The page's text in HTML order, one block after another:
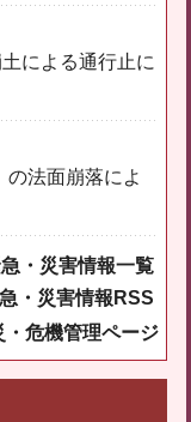
による通行止に
の法面崩落によ
・災害情報一覧
・災害情報RSS
・危機管理ページ